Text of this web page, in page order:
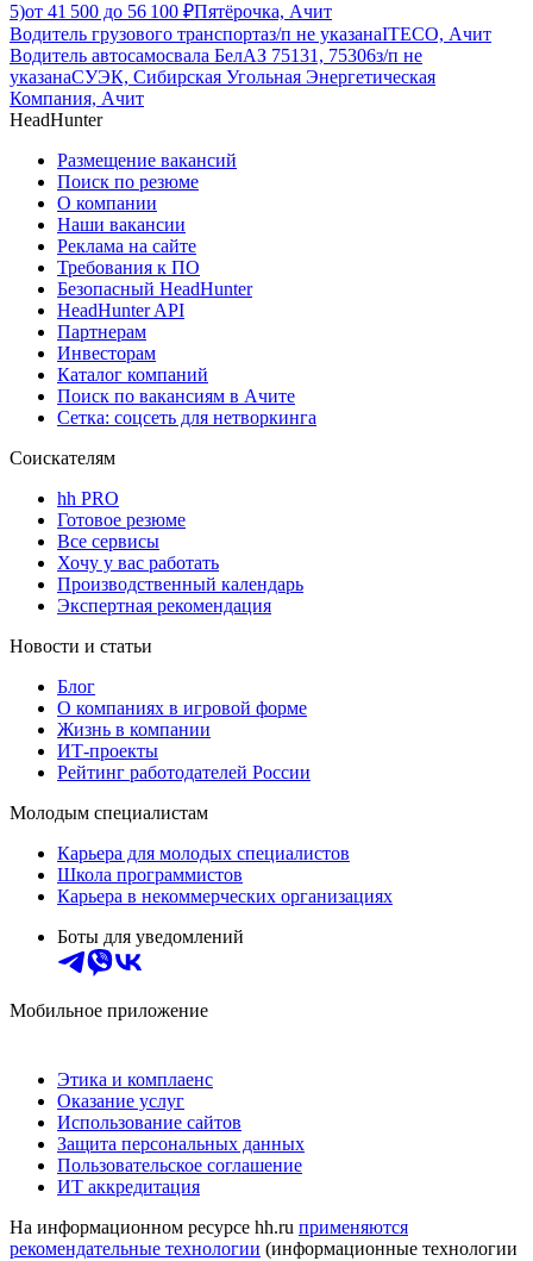
5)от 41 500 до 56 100 ₽Пятёрочка, Ачит
Водитель грузового транспортаз/п не указанаITECO, Ачит
Водитель автосамосвала БелАЗ 75131, 75306з/п не
указанаСУЭК, Сибирская Угольная Энергетическая
Компания, Ачит
HeadHunter
Размещение вакансий
Поиск по резюме
О компании
Наши вакансии
Реклама на сайте
Требования к ПО
Безопасный HeadHunter
HeadHunter API
Партнерам
Инвесторам
Каталог компаний
Поиск по вакансиям в Ачите
Сетка: соцсеть для нетворкинга
Соискателям
hh PRO
Готовое резюме
Все сервисы
Хочу у вас работать
Производственный календарь
Экспертная рекомендация
Новости и статьи
Блог
О компаниях в игровой форме
Жизнь в компании
ИТ-проекты
Рейтинг работодателей России
Молодым специалистам
Карьера для молодых специалистов
Школа программистов
Карьера в некоммерческих организациях
Боты для уведомлений
Мобильное приложение
Этика и комплаенс
Оказание услуг
Использование сайтов
Защита персональных данных
Пользовательское соглашение
ИТ аккредитация
На информационном ресурсе hh.ru применяются
рекомендательные технологии (информационные технологии